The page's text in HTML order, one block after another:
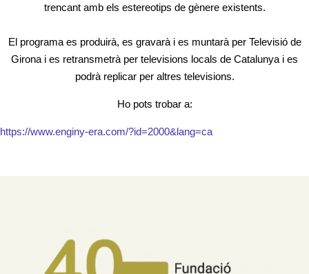
trencant amb els estereotips de gènere existents.
El programa es produirà, es gravarà i es muntarà per Televisió de
Girona i es retransmetrà per televisions locals de Catalunya i es
podrà replicar per altres televisions.
Ho pots trobar a:
https://www.enginy-era.com/?id=2000&lang=ca